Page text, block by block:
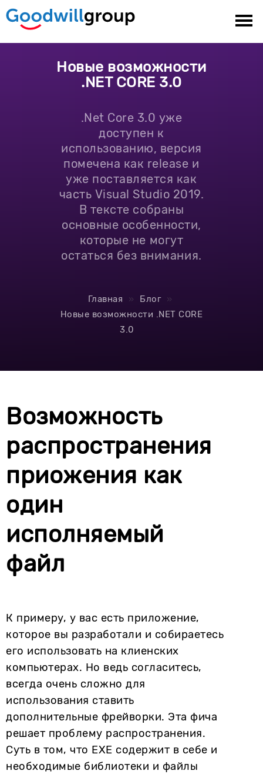
Новые возможности
.NET CORE 3.0
.Net Core 3.0 уже
доступен к
использованию, версия
помечена как release и
уже поставляется как
часть Visual Studio 2019.
В тексте собраны
основные особенности,
которые не могут
остаться без внимания.
Главная
Блог
Новые возможности .NET CORE
3.0
Возможность
распространения
приожения как
один
исполняемый
файл
К примеру, у вас есть приложение,
которое вы разработали и собираетесь
его использовать на клиенских
компьютерах. Но ведь согласитесь,
всегда очень сложно для
использования ставить
дополнительные фрейворки. Эта фича
решает проблему распространения.
Суть в том, что EXE содержит в себе и
необходимые библиотеки и файлы